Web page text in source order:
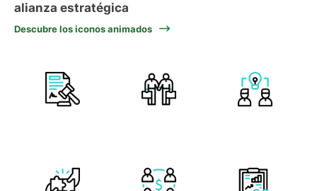
alianza estratégica
Descubre los iconos animados